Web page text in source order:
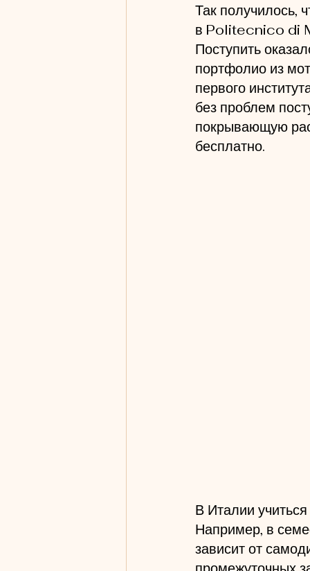
Так получилось,
в Politecnico di
Поступить
портфолио из
первого
без проблем
покрывающую
бесплатно.
В Италии
Например, в
зависит от